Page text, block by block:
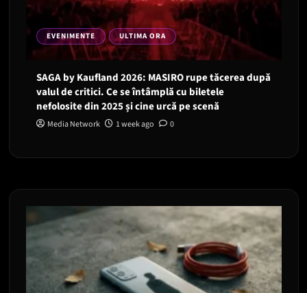
EVENIMENTE ULTIMA ORA
SAGA by Kaufland 2026: MASIRO rupe tăcerea după
valul de critici. Ce se întâmplă cu biletele
nefolosite din 2025 și cine urcă pe scenă
Media Network 1 week ago 0